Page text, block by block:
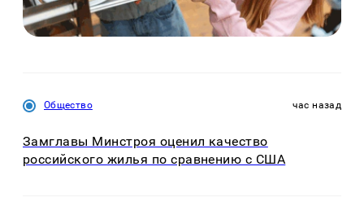
Общество час назад
Замглавы Минстроя оценил качество
российского жилья по сравнению с США